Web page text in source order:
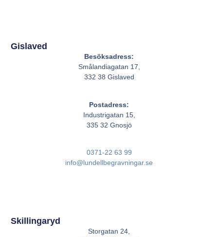
Gislaved
Besöksadress:
Smålandiagatan 17,
332 38 Gislaved
Postadress:
Industrigatan 15,
335 32 Gnosjö
0371-22 63 99
info@lundellbegravningar.se
Skillingaryd
Storgatan 24,